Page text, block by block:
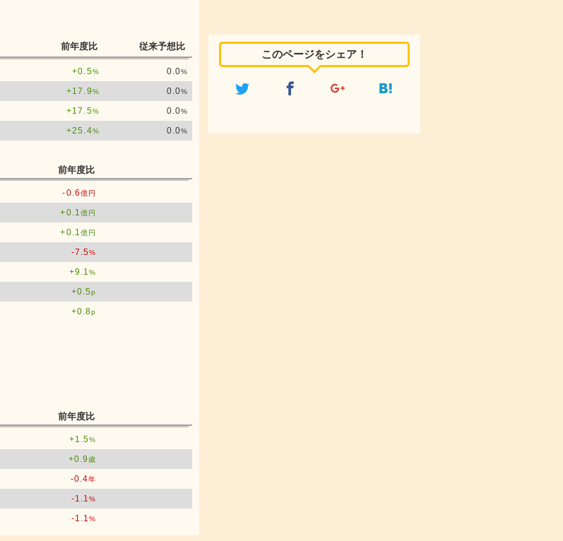
前年度比 従来予想比
+0.5% 0.0%
+17.9% 0.0%
+17.5% 0.0%
+25.4% 0.0%
前年度比
-0.6億円
+0.1億円
+0.1億円
-7.5%
+9.1%
+0.5p
+0.8p
前年度比
+1.5%
+0.9 歳
-0.4年
-1.1%
-1.1%
このページをシェア！